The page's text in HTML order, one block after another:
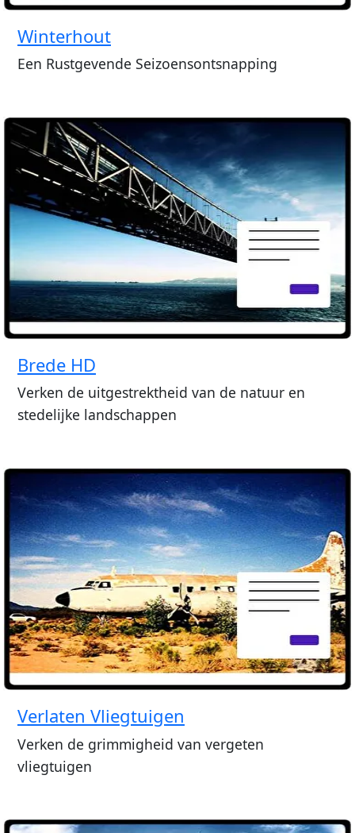
Winterhout
Een Rustgevende Seizoensontsnapping
Brede HD
Verken de uitgestrektheid van de natuur en
stedelijke landschappen
Verlaten Vliegtuigen
Verken de grimmigheid van vergeten
vliegtuigen